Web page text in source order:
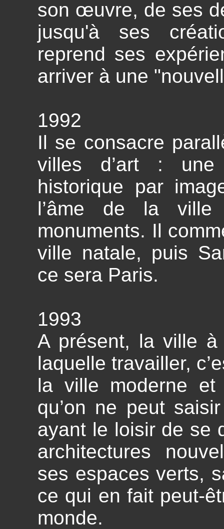
son œuvre, de ses
jusqu'à ses
reprend ses
arriver à une
1992
Il se consacre
villes d’art : une
historique par
l’âme de la
monuments. Il
ville natale, puis
ce sera Paris.
1993
A présent, la ville
laquelle travailler,
la ville moderne et
qu’on ne peut
ayant le loisir de se
architectures
ses espaces verts,
ce qui en fait peut-
monde.